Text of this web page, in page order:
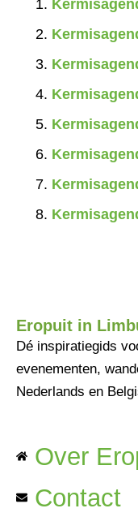
Eropuit in
Dé inspiratiegids
evenementen,
Nederlands en
Over
Contact